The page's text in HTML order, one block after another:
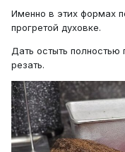
Именно в этих формах
прогретой духовке.
Дать остыть
резать.